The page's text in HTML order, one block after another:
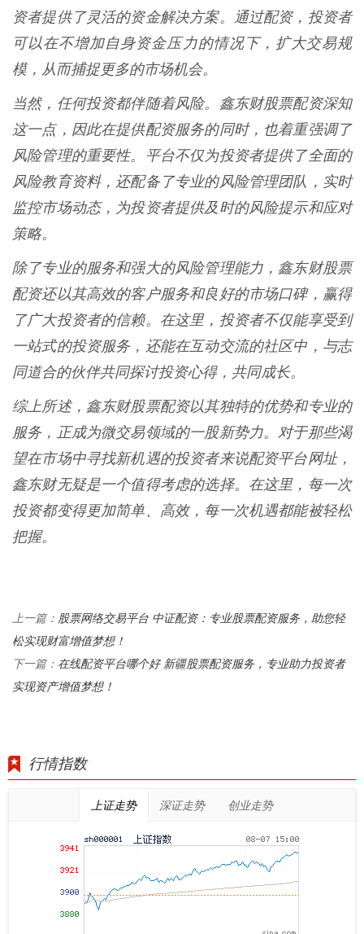
资者提供了灵活的资金解决方案。通过配资，投资者
可以在不增加自身资金压力的情况下，扩大交易规
模，从而捕捉更多的市场机会。
当然，任何投资都伴随着风险。鑫东财股票配资深知
这一点，因此在提供配资服务的同时，也着重强调了
风险管理的重要性。平台不仅为投资者提供了全面的
风险教育资料，还配备了专业的风险管理团队，实时
监控市场动态，为投资者提供及时的风险提示和应对
策略。
除了专业的服务和强大的风险管理能力，鑫东财股票
配资还以其高效的客户服务和良好的市场口碑，赢得
了广大投资者的信赖。在这里，投资者不仅能享受到
一站式的投资服务，还能在互动交流的社区中，与志
同道合的伙伴共同探讨投资心得，共同成长。
综上所述，鑫东财股票配资以其独特的优势和专业的
服务，正成为微交易领域的一股新势力。对于那些渴
望在市场中寻找新机遇的投资者来说配资平台网址，
鑫东财无疑是一个值得考虑的选择。在这里，每一次
投资都变得更加简单、高效，每一次机遇都能被轻松
把握。
上一篇： 股票网络交易平台 中证配资：专业股票配资服务，助您轻
松实现财富增值梦想！
下一篇： 在线配资平台哪个好 新疆股票配资服务，专业助力投资者
实现资产增值梦想！
行情指数
上证走势 深证走势 创业走势